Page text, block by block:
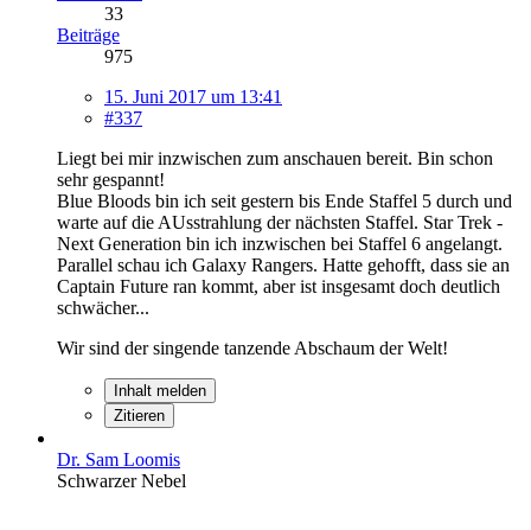
33
Beiträge
975
15. Juni 2017 um 13:41
#337
Liegt bei mir inzwischen zum anschauen bereit. Bin schon
sehr gespannt!
Blue Bloods bin ich seit gestern bis Ende Staffel 5 durch und
warte auf die AUsstrahlung der nächsten Staffel. Star Trek -
Next Generation bin ich inzwischen bei Staffel 6 angelangt.
Parallel schau ich Galaxy Rangers. Hatte gehofft, dass sie an
Captain Future ran kommt, aber ist insgesamt doch deutlich
schwächer...
Wir sind der singende tanzende Abschaum der Welt!
Inhalt melden
Zitieren
Dr. Sam Loomis
Schwarzer Nebel